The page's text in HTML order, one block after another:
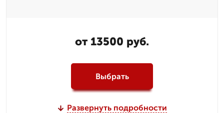
от 13500 руб.
Выбрать
Развернуть подробности